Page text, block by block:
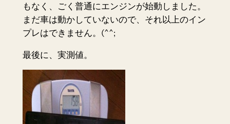
もなく、ごく普通にエンジンが始動しました。
まだ車は動かしていないので、それ以上のイン
プレはできません。(^^;
最後に、実測値。